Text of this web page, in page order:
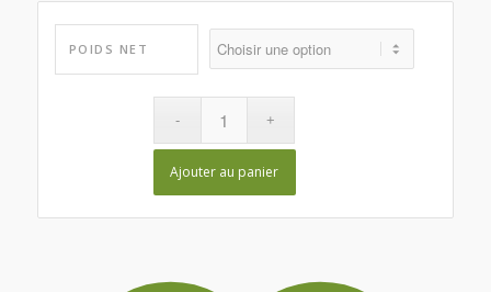
10.00€
POIDS NET
Ajouter au panier